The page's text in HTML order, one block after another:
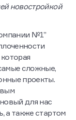
новостройкой
№1”
сложные,
проекты.
для нас
а также стартом